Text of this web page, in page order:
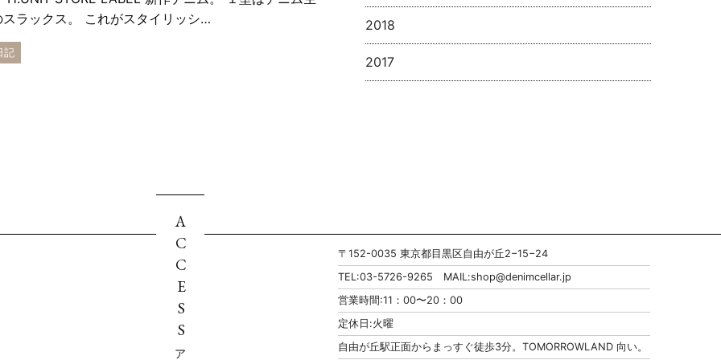
スラックス。 これがスタイリッシ…
記
2018
2017
ACCESS
〒152-0035 東京都目黒区自由が丘2−15−24
TEL:03-5726-9265 MAIL:shop@denimcellar.jp
営業時間:11：00〜20：00
定休日:火曜
自由が丘駅正面からまっすぐ徒歩3分。TOMORROWLAND 向い。